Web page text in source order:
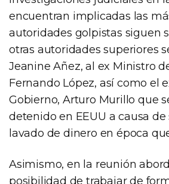
encuentran implicadas las
autoridades golpistas siguen
otras autoridades superiores
Jeanine Añez, al ex Ministro
Fernando López, así como el
Gobierno, Arturo Murillo que
detenido en EEUU a causa de
lavado de dinero en época
Asimismo, en la reunión
posibilidad de trabajar de